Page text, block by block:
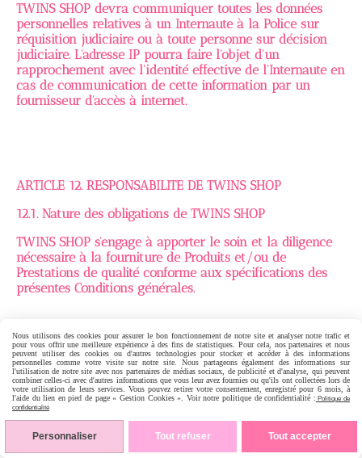
TWINS SHOP devra communiquer toutes les données
personnelles relatives à un Internaute à la Police sur
réquisition judiciaire ou à toute personne sur décision
judiciaire. L'adresse IP pourra faire l'objet d'un
rapprochement avec l'identité effective de l'Internaute en
cas de communication de cette information par un
fournisseur d'accès à internet.
ARTICLE 12. RESPONSABILITE DE TWINS SHOP
12.1. Nature des obligations de TWINS SHOP
TWINS SHOP s'engage à apporter le soin et la diligence
nécessaire à la fourniture de Produits et/ou de
Prestations de qualité conforme aux spécifications des
présentes Conditions générales.
12.2. Force majeure - Faute du Client
TWINS SHOP n'engagera pas sa responsabilité en cas de
force majeure ou de faute du Client, telles que définies
au présent article :
Nous utilisons des cookies pour assurer le bon fonctionnement de notre site et analyser notre trafic et
pour vous offrir une meilleure expérience à des fins de statistiques. Pour cela, nos partenaires et nous
peuvent utiliser des cookies ou d'autres technologies pour stocker et accéder à des informations
personnelles comme votre visite sur notre site. Nous partageons également des informations sur
l'utilisation de notre site avec nos partenaires de médias sociaux, de publicité et d'analyse, qui peuvent
combiner celles-ci avec d'autres informations que vous leur avez fournies ou qu'ils ont collectées lors de
votre utilisation de leurs services. Vous pouvez retirer votre consentement, enregistré pour 6 mois, à
l'aide du lien en pied de page « Gestion Cookies ». Voir notre politique de confidentialité : Politique de
confidentialité
Personnaliser Tout refuser Tout accepter